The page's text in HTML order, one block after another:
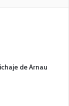
de Arnau